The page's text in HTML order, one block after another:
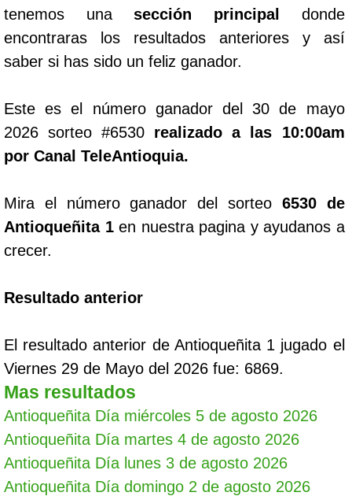
tenemos unasección principal
donde
encontraras los resultados anteriores y así
saber si has sido un feliz ganador.
Este es el número ganador del 30 de mayo
2026 sorteo #6530 realizado a las 10:00am
por Canal TeleAntioquia.
Mira el número ganador del sorteo 6530 de
Antioqueñita 1en nuestra pagina y ayudanos a
crecer.
Resultado anterior
El resultado anterior de Antioqueñita 1 jugado el
Viernes 29 de Mayo del 2026 fue: 6869.
Mas resultados
Antioqueñita Día miércoles 5 de agosto 2026
Antioqueñita Día martes 4 de agosto 2026
Antioqueñita Día lunes 3 de agosto 2026
Antioqueñita Día domingo 2 de agosto 2026